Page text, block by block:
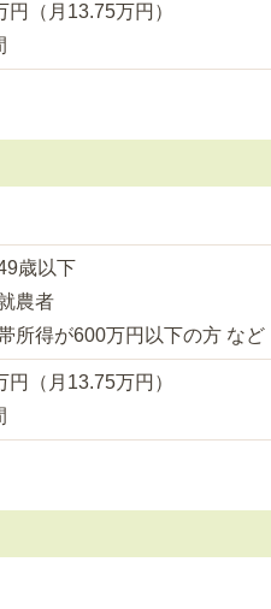
円（月13.75万円）
歳以下
農者
所得が600万円以下の方 など
円（月13.75万円）